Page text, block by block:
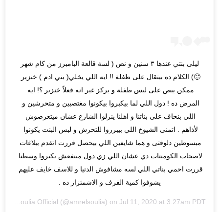
ليلى بنتي عندها ٣ سنين و نص ( لسة قالعة البامبرز من كام شهر
🙂) الكلام ده بيتقال على طفلة !! ايه اللي يخلي( بني ادم ) خنزير
ممكن يبص على لبس طفلة و يركز غير انه فعلاً خنزير ؟! ايه
المرض ده ! دول اللي لما بيكبروا بيكونوا مغتصبين و متحرشين و
اللي بنخاف على بناتنا و اهلنا ينزلوا الشارع عشان ميتعرضوش
لأذاهم . اتمنى الشيوخ اللي بيبرروا للتحرش و لبس البنت يكونوا
مبسوطين دلوقتى و هما شايفين اللي بيحصل قررت اتقدم ببلاغات
لاصحاب الكومنتات دي عشان اللي زي دول مينفعش يكبروا وسطنا
قررت احمي بناتي اللي لسه مشافوش الدنيا و للاسف خايف عليهم
يشوفوا كمية القرف و الاشمئزاز ده .
Amrelsoulia Official (@amrelsoulia) on Jul 11, 2020 at 3:27am PDT